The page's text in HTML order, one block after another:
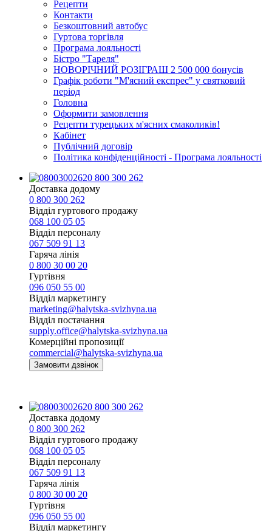
Рецепти
Контакти
Безкоштовний автобус
Гуртова торгівля
Програма лояльності
Бістро "Тареля"
НОВОРІЧНИЙ РОЗІГРАШ 2 500 000 бонусів
Графік роботи "М'ясний експрес" у святковий
період
Головна
Оформити замовлення
Рецепти турецьких м'ясних смаколиків!
Кабінет
Публічний договір
Політика конфіденційності - Програма лояльності
0 800 300 262
Доставка додому
0 800 300 262
Відділ гуртового продажу
068 100 05 05​
Відділ персоналу
067 509 91 13
Гаряча лінія
0 800 30 00 20
Гуртівня
096 050 55 00
Відділ маркетингу
marketing@halytska-svizhyna.ua
Відділ постачання
supply.office@halytska-svizhyna.ua
Комерційні пропозиції
commercial@halytska-svizhyna.ua
Замовити дзвінок
0 800 300 262
Доставка додому
0 800 300 262
Відділ гуртового продажу
068 100 05 05​
Відділ персоналу
067 509 91 13
Гаряча лінія
0 800 30 00 20
Гуртівня
096 050 55 00
Відділ маркетингу